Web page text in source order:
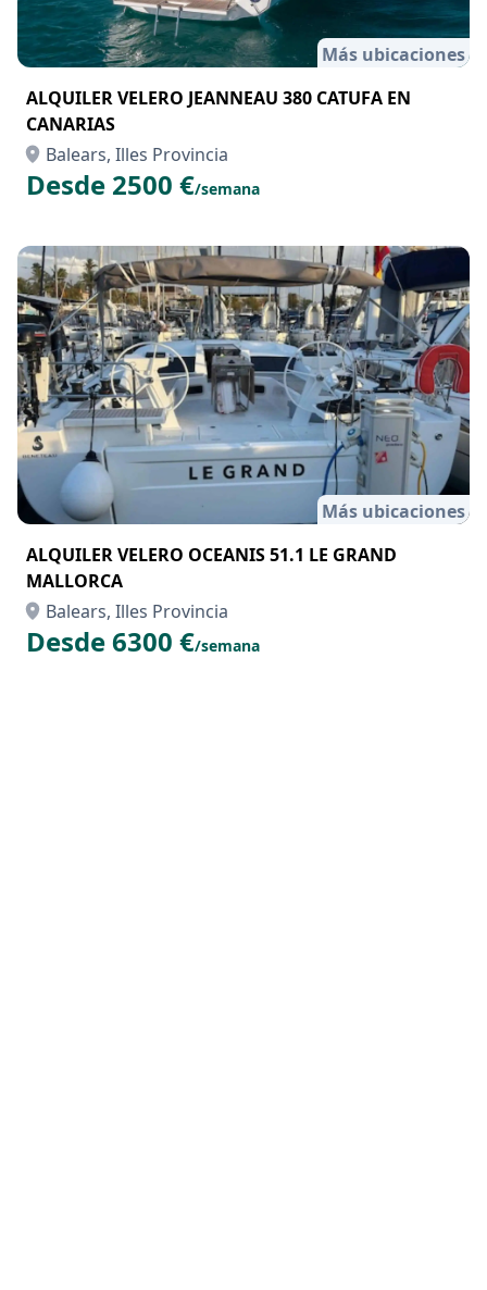
Más ubicaciones
ALQUILER VELERO JEANNEAU 380 CATUFA EN
CANARIAS
Balears, Illes Provincia
Desde 2500 €/semana
Más ubicaciones
ALQUILER VELERO OCEANIS 51.1 LE GRAND
MALLORCA
Balears, Illes Provincia
Desde 6300 €/semana